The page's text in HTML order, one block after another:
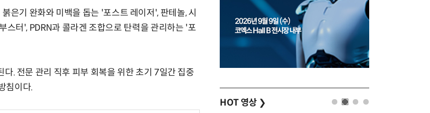
은기 완화와 미백을 돕는 '포스트 레이저', 판테놀, 시
스터', PDRN과 콜라겐 조합으로 탄력을 관리하는 '포
. 전문 관리 직후 피부 회복을 위한 초기 7일간 집중
침이다.
HOT 영상 ❯